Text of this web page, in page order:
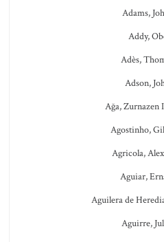
Adams,
Addy,
Adès,
Adson,
Ağa, Zurnazen
Agostinho,
Agricola,
Aguiar,
Aguilera de
Aguirre,